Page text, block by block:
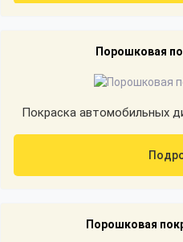
Порошковая
Покраска автомобильных
Порошковая